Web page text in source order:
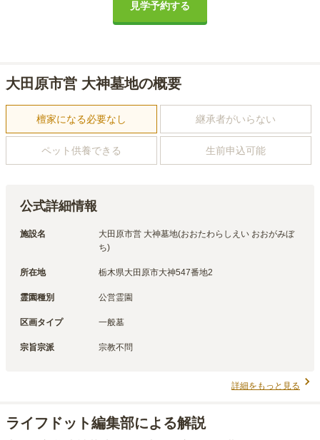
見学予約する
大田原市営 大神墓地の概要
檀家になる必要なし 継承者がいらない
ペット供養できる 生前申込可能
公式詳細情報
施設名
大田原市営 大神墓地(おおたわらしえい おおがみぼ
ち)
所在地 栃木県大田原市大神547番地2
霊園種別 公営霊園
区画タイプ 一般墓
宗旨宗派 宗教不問
詳細をもっと見る
ライフドット編集部による解説